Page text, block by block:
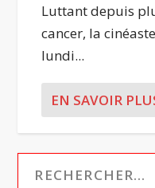
Luttant depuis
cancer, la
lundi...
EN SAVOIR